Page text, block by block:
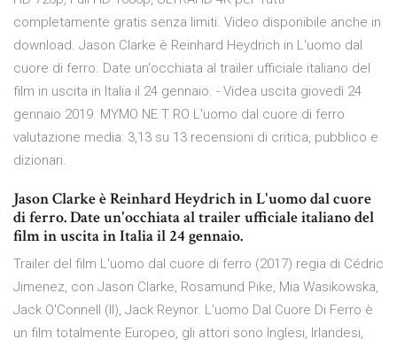
completamente gratis senza limiti. Video disponibile anche in
download. Jason Clarke è Reinhard Heydrich in L'uomo dal
cuore di ferro. Date un'occhiata al trailer ufficiale italiano del
film in uscita in Italia il 24 gennaio. - Videa uscita giovedì 24
gennaio 2019. MYMO NE T RO L'uomo dal cuore di ferro
valutazione media: 3,13 su 13 recensioni di critica, pubblico e
dizionari.
Jason Clarke è Reinhard Heydrich in L'uomo dal cuore
di ferro. Date un'occhiata al trailer ufficiale italiano del
film in uscita in Italia il 24 gennaio.
Trailer del film L'uomo dal cuore di ferro (2017) regia di Cédric
Jimenez, con Jason Clarke, Rosamund Pike, Mia Wasikowska,
Jack O'Connell (II), Jack Reynor. L’uomo Dal Cuore Di Ferro è
un film totalmente Europeo, gli attori sono Inglesi, Irlandesi,